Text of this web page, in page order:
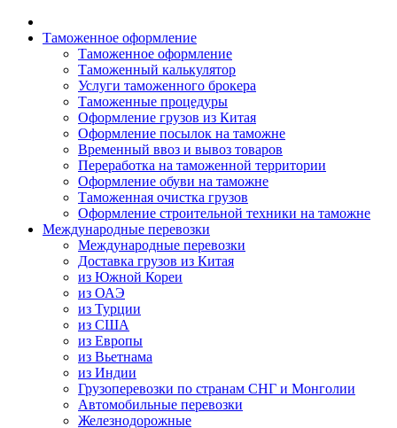
Таможенное оформление
Таможенное оформление
Таможенный калькулятор
Услуги таможенного брокера
Таможенные процедуры
Оформление грузов из Китая
Оформление посылок на таможне
Временный ввоз и вывоз товаров
Переработка на таможенной территории
Оформление обуви на таможне
Таможенная очистка грузов
Оформление строительной техники на таможне
Международные перевозки
Международные перевозки
Доставка грузов из Китая
из Южной Кореи
из ОАЭ
из Турции
из США
из Европы
из Вьетнама
из Индии
Грузоперевозки по странам СНГ и Монголии
Автомобильные перевозки
Железнодорожные